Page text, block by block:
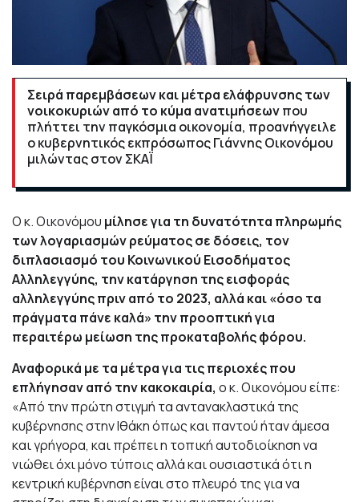
Σειρά παρεμβάσεων και μέτρα ελάφρυνσης των
νοικοκυριών από το κύμα ανατιμήσεωνπου
πλήττει την παγκόσμια οικονομία, προανήγγειλε
ο κυβερνητικός εκπρόσωπος Γιάννης Οικονόμου
μιλώντας στον ΣΚΑΪ
Ο κ. Οικονόμου μίλησε για τη δυνατότητα πληρωμής
των λογαριασμών ρεύματος σε δόσεις, τον
διπλασιασμό του Κοινωνικού Εισοδήματος
Αλληλεγγύης, την κατάργηση της εισφοράς
αλληλεγγύης πριν από το 2023, αλλά και «όσο τα
πράγματα πάνε καλά» την προοπτική για
περαιτέρω μείωση της προκαταβολής φόρου.
Αναφορικά με τα μέτρα για τις περιοχές που
επλήγησαν από την κακοκαιρία, ο κ. Οικονόμου είπε:
«Από την πρώτη στιγμή τα αντανακλαστικά της
κυβέρνησης στην Ιθάκη όπως και παντού ήταν άμεσα
και γρήγορα, και πρέπει η τοπική αυτοδιοίκηση να
νιώθει όχι μόνο τύποις αλλά και ουσιαστικά ότι η
κεντρική κυβέρνηση είναι στο πλευρό της για να